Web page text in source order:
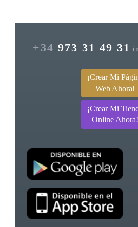
+34 973 31 49 31
¡Crear Mi
Web Ahora!
¡Crear Mi
Online Ahora!